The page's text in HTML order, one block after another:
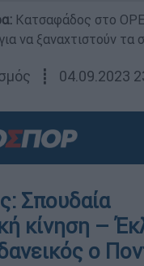
Κατσαφάδος στο
να ξαναχτιστούν τα
┋ 04.09.2023
Σπουδαία
κίνηση –
ο